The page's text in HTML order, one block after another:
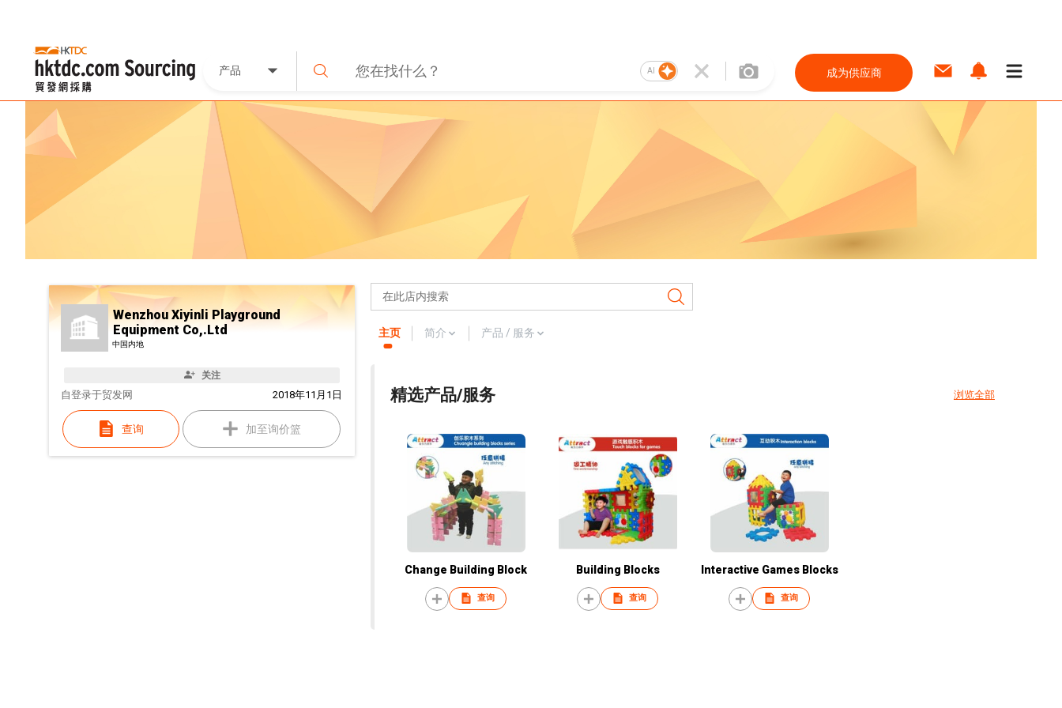
产品 AI 成为供应商
Wenzhou Xiyinli Playground
Equipment Co,.Ltd
中国内地
关注
自 2018年11月1日
登录于贸发网
查询 加至询价篮
主页 简介 产品 / 服务
精选产品/服务 浏览全部
Change Building Block
查询
Building Blocks
查询
Interactive Games Blocks
查询